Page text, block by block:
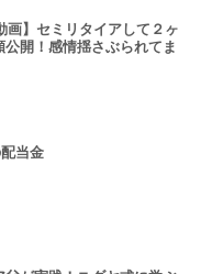
画】セミリタイアして２ヶ
公開！感情揺さぶられてま
当金